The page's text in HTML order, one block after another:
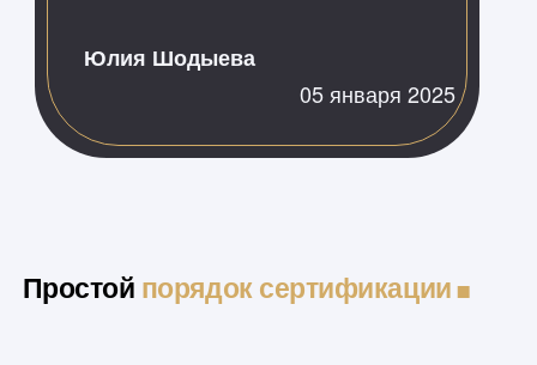
Юлия Шодыева
05 января 2025
Простой порядок сертификации.